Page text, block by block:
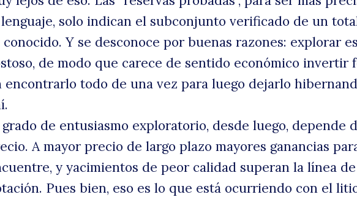
solo indican el subconjunto verificado de un
conocido. Y se desconoce por buenas razones: explorar es
de modo que carece de sentido económico invertir
encontrarlo todo de una vez para luego dejarlo
de entusiasmo exploratorio, desde luego, depende
A mayor precio de largo plazo mayores ganancias
y yacimientos de peor calidad superan la línea de
Pues bien, eso es lo que está ocurriendo con el